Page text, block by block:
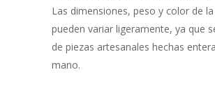
Las dimensiones, peso y color de
pueden variar ligeramente, ya que
de piezas artesanales hechas
mano.